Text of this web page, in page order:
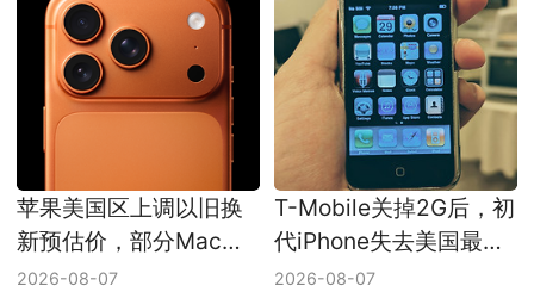
苹果美国区上调以旧换
新预估价，部分Mac增
幅接近三成
2026-08-07
T-Mobile关掉2G后，初
代iPhone失去美国最后
一条蜂窝网络
2026-08-07